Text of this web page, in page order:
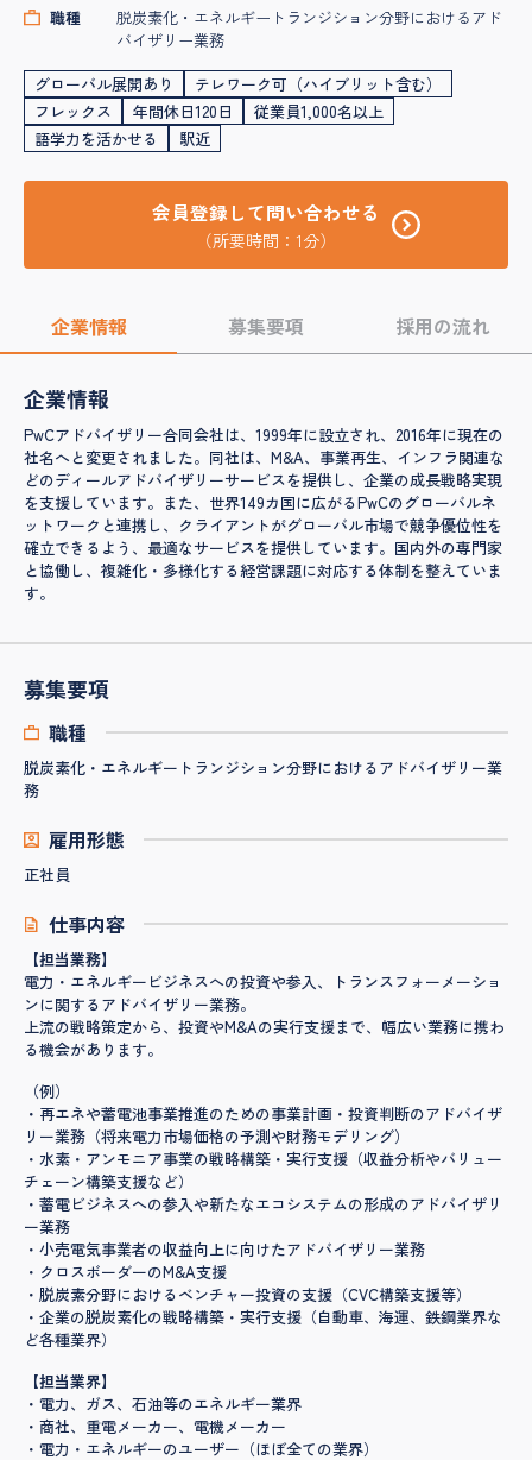
職種
脱炭素化・エネルギートランジション分野におけるアド
バイザリー業務
グローバル展開あり
テレワーク可（ハイブリット含む）
フレックス
年間休日120日
従業員1,000名以上
語学力を活かせる
駅近
会員登録して問い合わせる
（所要時間：1分）
企業情報 募集要項 採用の流れ
企業情報
PwCアドバイザリー合同会社は、1999年に設立され、2016年に現在の
社名へと変更されました。同社は、M&A、事業再生、インフラ関連な
どのディールアドバイザリーサービスを提供し、企業の成長戦略実現
を支援しています。また、世界149カ国に広がるPwCのグローバルネ
ットワークと連携し、クライアントがグローバル市場で競争優位性を
確立できるよう、最適なサービスを提供しています。国内外の専門家
と協働し、複雑化・多様化する経営課題に対応する体制を整えていま
す。
募集要項
職種
脱炭素化・エネルギートランジション分野におけるアドバイザリー業
務
雇用形態
正社員
仕事内容
【担当業務】
電力・エネルギービジネスへの投資や参入、トランスフォーメーショ
ンに関するアドバイザリー業務。
上流の戦略策定から、投資やM&Aの実行支援まで、幅広い業務に携わ
る機会があります。
（例）
・再エネや蓄電池事業推進のための事業計画・投資判断のアドバイザ
リー業務（将来電力市場価格の予測や財務モデリング）
・水素・アンモニア事業の戦略構築・実行支援（収益分析やバリュー
チェーン構築支援など）
・蓄電ビジネスへの参入や新たなエコシステムの形成のアドバイザリ
ー業務
・小売電気事業者の収益向上に向けたアドバイザリー業務
・クロスボーダーのM&A支援
・脱炭素分野におけるベンチャー投資の支援（CVC構築支援等）
・企業の脱炭素化の戦略構築・実行支援（自動車、海運、鉄鋼業界な
ど各種業界）
【担当業界】
・電力、ガス、石油等のエネルギー業界
・商社、重電メーカー、電機メーカー
・電力・エネルギーのユーザー（ほぼ全ての業界）